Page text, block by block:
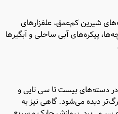
شیرین کم‌عمق، علفزارهای
پیکره‌های آبی ساحلی و آبگیرها
دسته‌های بیست تا سی تایی و
دیده می‌شود. گاهی نیز به